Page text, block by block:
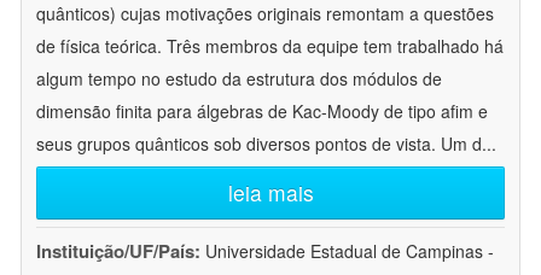
quânticos) cujas motivações originais remontam a questões
de física teórica. Três membros da equipe tem trabalhado há
algum tempo no estudo da estrutura dos módulos de
dimensão finita para álgebras de Kac-Moody de tipo afim e
seus grupos quânticos sob diversos pontos de vista. Um d...
leia mais
Instituição/UF/País: Universidade Estadual de Campinas -